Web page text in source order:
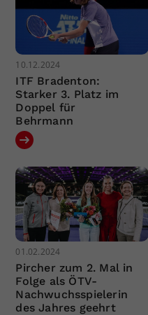
10.12.2024
ITF Bradenton:
Starker 3. Platz im
Doppel für
Behrmann
01.02.2024
Pircher zum 2. Mal in
Folge als ÖTV-
Nachwuchsspielerin
des Jahres geehrt